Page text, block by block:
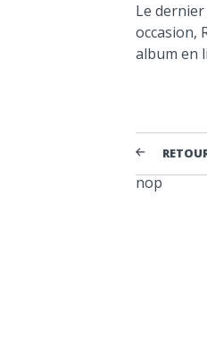
Le
occasion,
album en
nop